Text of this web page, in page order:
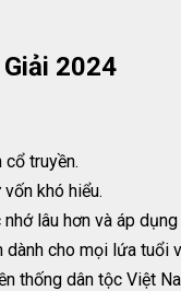
2024
truyền.
khó hiểu.
lâu hơn và áp
cho mọi lứa tuổi
thống dân tộc Việt